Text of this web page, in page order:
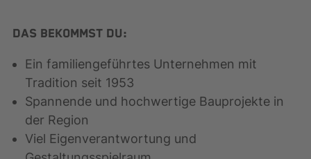
Das bekommst Du:
Ein familiengeführtes Unternehmen mit
Tradition seit 1953
Spannende und hochwertige Bauprojekte in
der Region
Viel Eigenverantwortung und